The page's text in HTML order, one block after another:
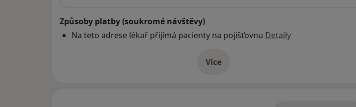
Způsoby platby (soukromé návštěvy)
Na teto adrese lékař přijímá pacienty na pojišťovnu Detaily
Víceo adrese